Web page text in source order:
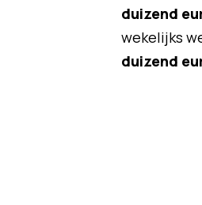
duizend
wekelijks
duizend